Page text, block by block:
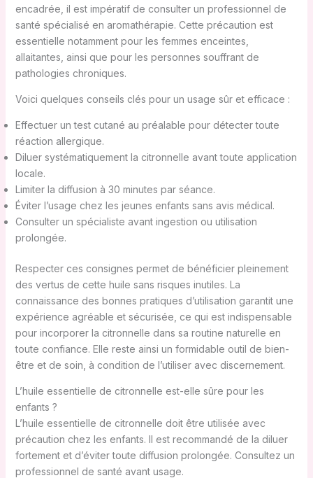
encadrée, il est impératif de consulter un professionnel de
santé spécialisé en aromathérapie. Cette précaution est
essentielle notamment pour les femmes enceintes,
allaitantes, ainsi que pour les personnes souffrant de
pathologies chroniques.
Voici quelques conseils clés pour un usage sûr et efficace :
Effectuer un test cutané au préalable pour détecter toute
réaction allergique.
Diluer systématiquement la citronnelle avant toute application
locale.
Limiter la diffusion à 30 minutes par séance.
Éviter l’usage chez les jeunes enfants sans avis médical.
Consulter un spécialiste avant ingestion ou utilisation
prolongée.
Respecter ces consignes permet de bénéficier pleinement
des vertus de cette huile sans risques inutiles. La
connaissance des bonnes pratiques d’utilisation garantit une
expérience agréable et sécurisée, ce qui est indispensable
pour incorporer la citronnelle dans sa routine naturelle en
toute confiance. Elle reste ainsi un formidable outil de bien-
être et de soin, à condition de l’utiliser avec discernement.
L’huile essentielle de citronnelle est-elle sûre pour les
enfants ?
L’huile essentielle de citronnelle doit être utilisée avec
précaution chez les enfants. Il est recommandé de la diluer
fortement et d’éviter toute diffusion prolongée. Consultez un
professionnel de santé avant usage.